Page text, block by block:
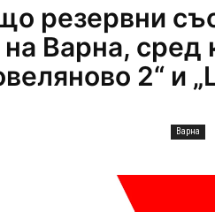
резервни
Варна, сред
2“ и
Варна